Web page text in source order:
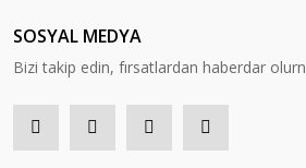
SOSYAL MEDYA
Bizi takip edin, fırsatlardan haberdar olurn